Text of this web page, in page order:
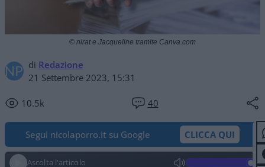
di Redazione
21 Settembre 2023, 15:31
10.5k 40
© nirat e Jacqueline tramite Canva.com
Segui nicolaporro.it su Google CLICCA QUI
Ascolta l'articolo